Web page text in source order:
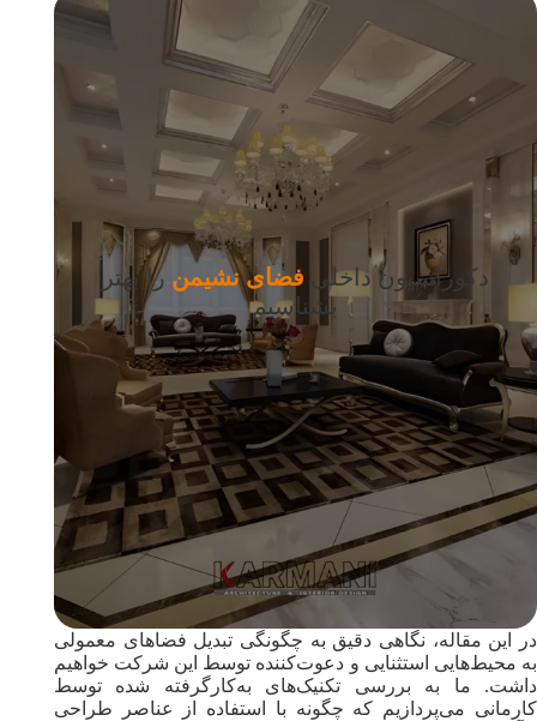
دکوراسیون داخلی فضای نشیمن را بهتر
بشناسیم
در این مقاله، نگاهی دقیق به چگونگی تبدیل فضاهای معمولی
به محیط‌هایی استثنایی و دعوت‌کننده توسط این شرکت خواهیم
داشت. ما به بررسی تکنیک‌های به‌کارگرفته شده توسط
کارمانی می‌پردازیم که چگونه با استفاده از عناصر طراحی